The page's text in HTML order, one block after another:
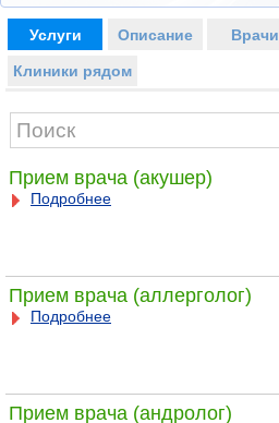
Услуги Описание Врачи
Клиники рядом
Прием врача (акушер)
Подробнее
Прием врача (аллерголог)
Подробнее
Прием врача (андролог)